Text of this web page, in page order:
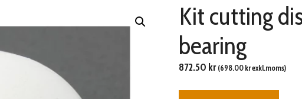
Kit cutting
bearing
872.50 kr (698.00 krexkl.moms)